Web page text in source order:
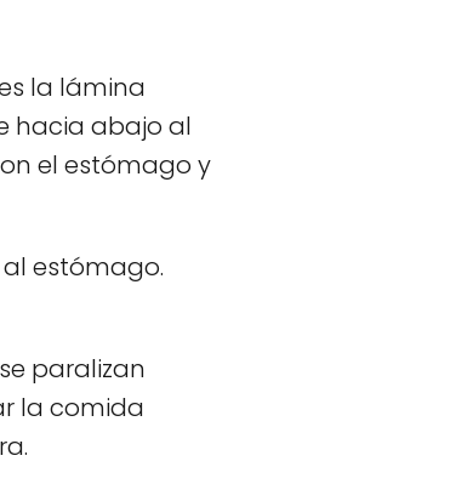
la lámina
hacia abajo al
el estómago y
estómago.
paralizan
la comida